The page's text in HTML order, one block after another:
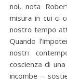
noi, nota
misura in cui ci
nostro tempo
Quando
nostri
coscienza di
incombe –